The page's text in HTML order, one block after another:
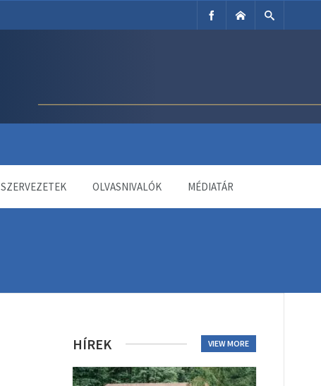
SZERVEZETEK OLVASNIVALÓK MÉDIATÁR
HÍREK VIEW MORE